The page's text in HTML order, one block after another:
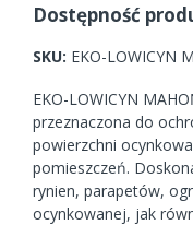
the
gallery
Dostępność
SKU EKO-LOWICYN
EKO-LOWICYN
przeznaczona do
powierzchni
pomieszczeń.
rynien, parapetów,
ocynkowanej, jak